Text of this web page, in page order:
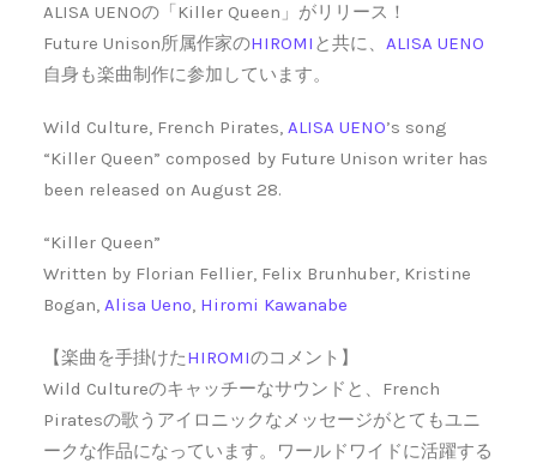
ALISA UENOの「Killer Queen」がリリース！
Future Unison所属作家のHIROMI と共に、 ALISA UENO
自身も楽曲制作に参加しています。
Wild Culture, French Pirates, ALISA UENO’s song
“Killer Queen” composed by Future Unison writer has
been released on August 28.
“Killer Queen”
Written by Florian Fellier, Felix Brunhuber, Kristine
Bogan, Alisa Ueno, Hiromi Kawanabe
【楽曲を手掛けたHIROMIのコメント】
Wild Cultureのキャッチーなサウンドと、French
Piratesの歌うアイロニックなメッセージがとてもユニ
ークな作品になっています。ワールドワイドに活躍する